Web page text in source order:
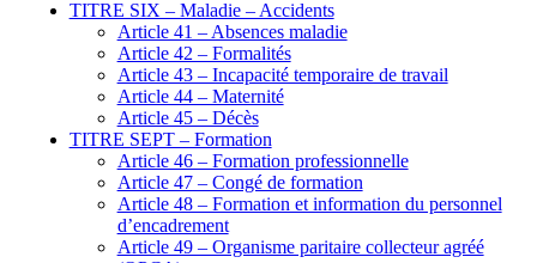
TITRE SIX – Maladie – Accidents
Article 41 – Absences maladie
Article 42 – Formalités
Article 43 – Incapacité temporaire de travail
Article 44 – Maternité
Article 45 – Décès
TITRE SEPT – Formation
Article 46 – Formation professionnelle
Article 47 – Congé de formation
Article 48 – Formation et information du personnel
d’encadrement
Article 49 – Organisme paritaire collecteur agréé